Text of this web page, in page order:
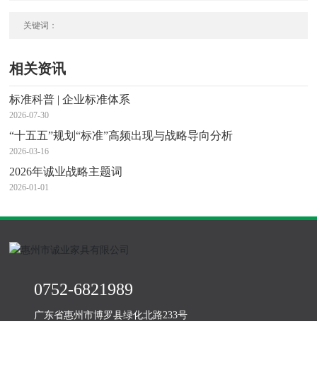
关键词：
相关资讯
标准科普 | 企业标准体系
2026-07-30
“十五五”规划“标准”高频出现与战略导向分析
2026-03-16
2026年诚业战略主题词
2026-01-01
0752-6821989
广东省惠州市博罗县绿化北路233号